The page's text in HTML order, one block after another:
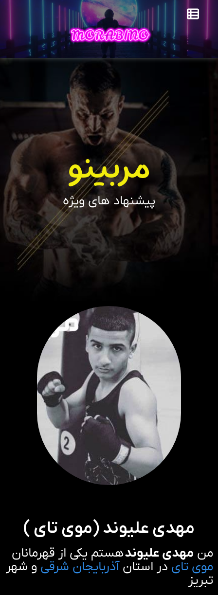
مربینو
پیشنهاد های ویژه
مهدی علیوند (موی تای )
من مهدی علیوندهستم یکی از قهرمانان
موی تای در استان آذربایجان شرقی و شهر
تبریز